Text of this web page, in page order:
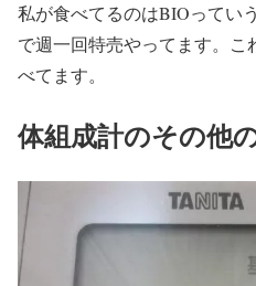
私が食べてるのはBIOってい
で週一回特売やってます。
べてます。
体組成計のその他